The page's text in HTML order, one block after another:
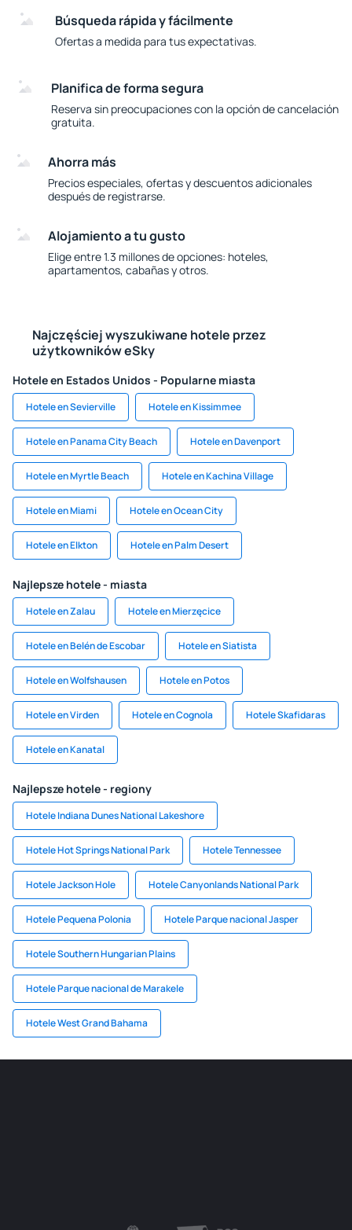
Búsqueda rápida y fácilmente
Ofertas a medida para tus expectativas.
Planifica de forma segura
Reserva sin preocupaciones con la opción de cancelación
gratuita.
Ahorra más
Precios especiales, ofertas y descuentos adicionales
después de registrarse.
Alojamiento a tu gusto
Elige entre 1.3 millones de opciones: hoteles,
apartamentos, cabañas y otros.
Najczęściej wyszukiwane hotele przez
użytkowników eSky
Hotele en Estados Unidos - Popularne miasta
Hotele en Sevierville Hotele en Kissimmee
Hotele en Panama City Beach Hotele en Davenport
Hotele en Myrtle Beach Hotele en Kachina Village
Hotele en Miami Hotele en Ocean City
Hotele en Elkton Hotele en Palm Desert
Najlepsze hotele - miasta
Hotele en Zalau Hotele en Mierzęcice
Hotele en Belén de Escobar Hotele en Siatista
Hotele en Wolfshausen Hotele en Potos
Hotele en Virden Hotele en Cognola Hotele Skafidaras
Hotele en Kanatal
Najlepsze hotele - regiony
Hotele Indiana Dunes National Lakeshore
Hotele Hot Springs National Park Hotele Tennessee
Hotele Jackson Hole Hotele Canyonlands National Park
Hotele Pequena Polonia Hotele Parque nacional Jasper
Hotele Southern Hungarian Plains
Hotele Parque nacional de Marakele
Hotele West Grand Bahama